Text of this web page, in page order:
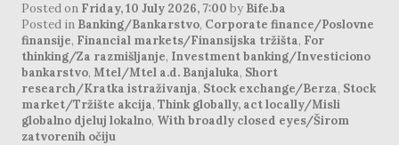
Posted on Friday, 10 July 2026, 7:00 by Bife.ba
Posted in Banking/Bankarstvo, Corporate finance/Poslovne
finansije, Financial markets/Finansijska tržišta, For
thinking/Za razmišljanje, Investment banking/Investiciono
bankarstvo, Mtel/Mtel a.d. Banjaluka, Short
research/Kratka istraživanja, Stock exchange/Berza, Stock
market/Tržište akcija, Think globally, act locally/Misli
globalno djeluj lokalno, With broadly closed eyes/Širom
zatvorenih očiju